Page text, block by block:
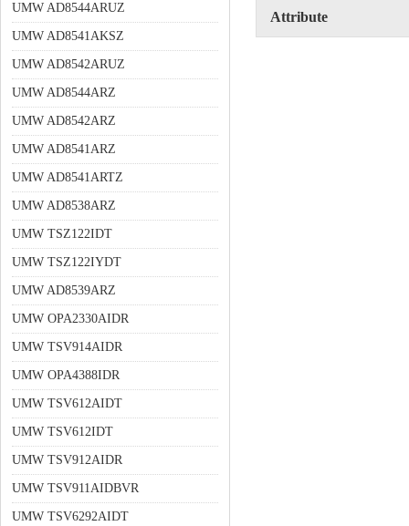
UMW AD8544ARUZ
UMW AD8541AKSZ
UMW AD8542ARUZ
UMW AD8544ARZ
UMW AD8542ARZ
UMW AD8541ARZ
UMW AD8541ARTZ
UMW AD8538ARZ
UMW TSZ122IDT
UMW TSZ122IYDT
UMW AD8539ARZ
UMW OPA2330AIDR
UMW TSV914AIDR
UMW OPA4388IDR
UMW TSV612AIDT
UMW TSV612IDT
UMW TSV912AIDR
UMW TSV911AIDBVR
UMW TSV6292AIDT
Attribute